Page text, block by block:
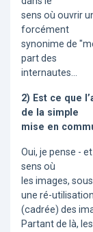
sens où ouvrir
forcément
synonime de
part des
internautes...
2) Est ce que
de la simple
mise en
Oui, je pense -
sens où
les images,
une ré-utilisation
(cadrée) des
Partant de là,